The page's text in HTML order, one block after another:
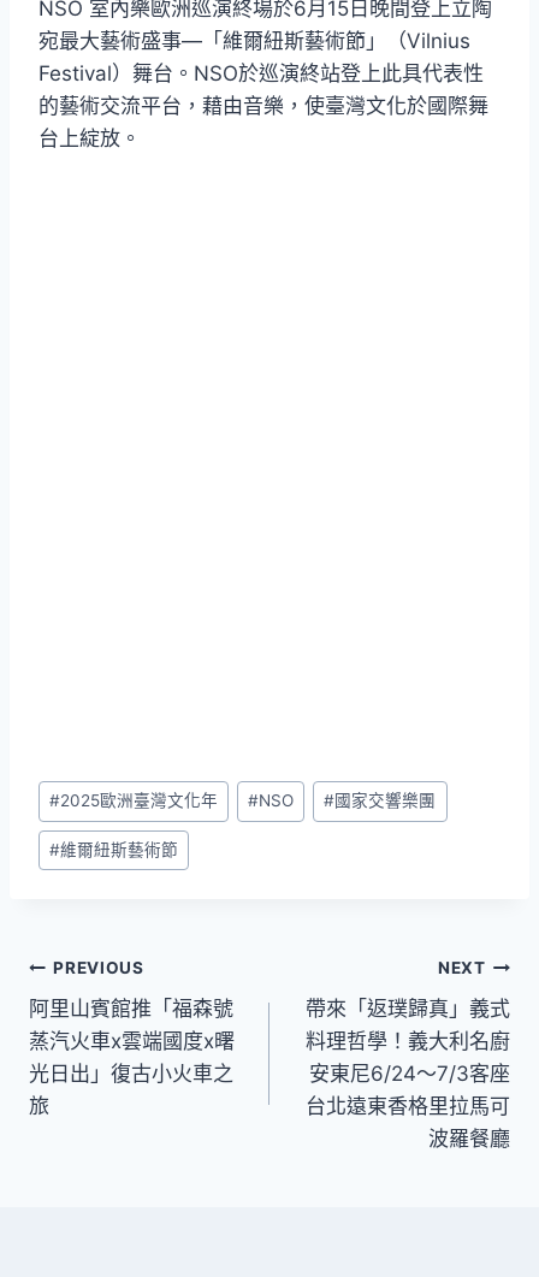
NSO 室內樂歐洲巡演終場於6月15日晚間登上立陶
宛最大藝術盛事—「維爾紐斯藝術節」（Vilnius
Festival）舞台。NSO於巡演終站登上此具代表性
的藝術交流平台，藉由音樂，使臺灣文化於國際舞
台上綻放。
Post
Tags:
#2025歐洲臺灣文化年 #NSO #國家交響樂團
#維爾紐斯藝術節
文
章
導
覽
PREVIOUS
阿里山賓館推「福森號
蒸汽火車x雲端國度x曙
光日出」復古小火車之
旅
NEXT
帶來「返璞歸真」義式
料理哲學！義大利名廚
安東尼6/24～7/3客座
台北遠東香格里拉馬可
波羅餐廳